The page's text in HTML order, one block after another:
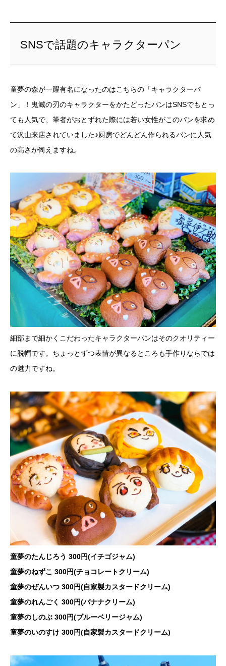
SNSで話題のキャラクターパン
童夢の森が一躍有名になったのはこちらの「キャラクターパ
ン」！鬼滅の刃のキャラクターをかたどったパンはSNSでもとっ
ても人気で、筆者がおとずれた際には若い女性がこのパンを求め
て沢山来店されていました♪厨房でどんどん作られるパンに人気
の高さが伺えますね。
細部まで細かくこだわったキャラクターパンはそのクオリティー
に脱帽です。ちょっとずつ表情が異なるところも手作りならでは
の魅力ですね。
童夢のたんじろう 300円(イチゴジャム)
童夢のねずこ 300円(チョコレートクリーム)
童夢のぜんいつ 300円(自家製カスタードクリーム)
童夢のれんごく 300円(バナナクリーム)
童夢のしのぶ 300円(ブルーベリージャム)
童夢のいのすけ 300円(自家製カスタードクリーム)